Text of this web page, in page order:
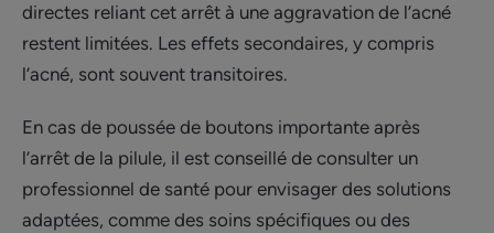
directes reliant cet arrêt à une aggravation de l’acné
restent limitées. Les effets secondaires, y compris
l’acné, sont souvent transitoires.
En cas de poussée de boutons importante après
l’arrêt de la pilule, il est conseillé de consulter un
professionnel de santé pour envisager des solutions
adaptées, comme des soins spécifiques ou des